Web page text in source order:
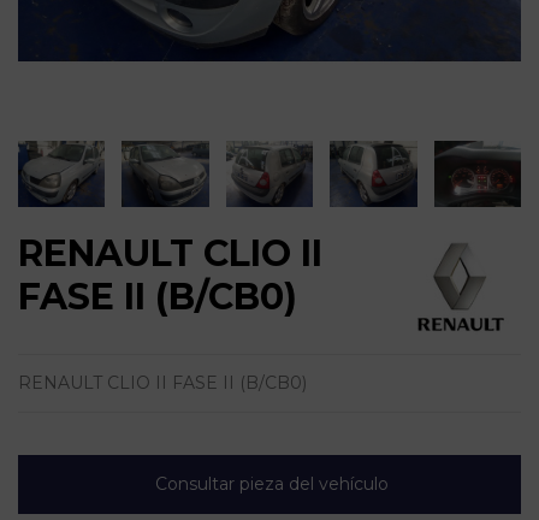
RENAULT CLIO II
FASE II (B/CB0)
RENAULT CLIO II FASE II (B/CB0)
Consultar pieza del vehículo